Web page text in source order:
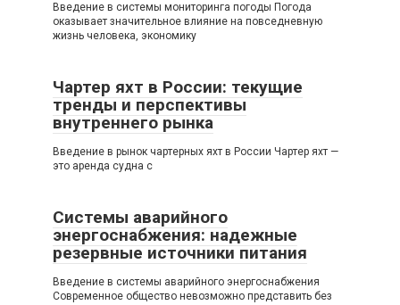
Введение в системы мониторинга погоды Погода
оказывает значительное влияние на повседневную
жизнь человека, экономику
Чартер яхт в России: текущие
тренды и перспективы
внутреннего рынка
Введение в рынок чартерных яхт в России Чартер яхт —
это аренда судна с
Системы аварийного
энергоснабжения: надежные
резервные источники питания
Введение в системы аварийного энергоснабжения
Современное общество невозможно представить без